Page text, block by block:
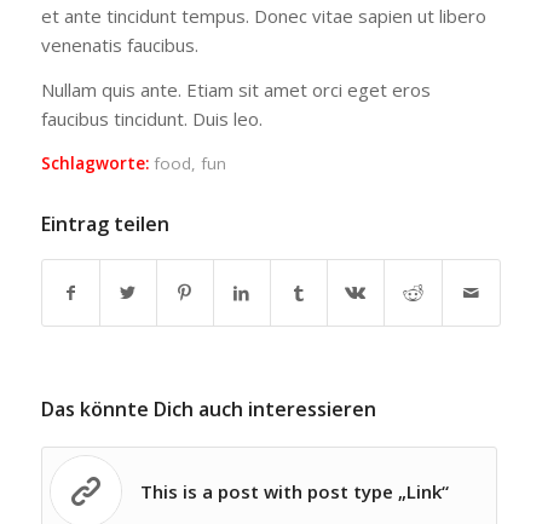
et ante tincidunt tempus. Donec vitae sapien ut libero
venenatis faucibus.
Nullam quis ante. Etiam sit amet orci eget eros
faucibus tincidunt. Duis leo.
Schlagworte: food, fun
Eintrag teilen
Das könnte Dich auch interessieren
This is a post with post type „Link“